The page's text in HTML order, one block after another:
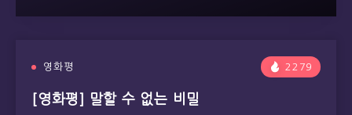
영화평 2279
[영화평] 말할 수 없는 비밀